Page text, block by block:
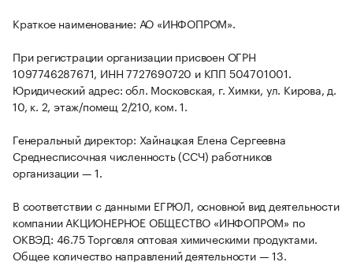
Краткое наименование: АО «ИНФОПРОМ».
При регистрации организации присвоен ОГРН
1097746287671, ИНН 7727690720 и КПП 504701001.
Юридический адрес: обл. Московская, г. Химки, ул. Кирова, д.
10, к. 2, этаж/помещ 2/210, ком. 1.
Генеральный директор: Хайнацкая Елена Сергеевна
Среднесписочная численность (ССЧ) работников
организации — 1.
В соответствии с данными ЕГРЮЛ, основной вид деятельности
компании АКЦИОНЕРНОЕ ОБЩЕСТВО «ИНФОПРОМ» по
ОКВЭД: 46.75 Торговля оптовая химическими продуктами.
Общее количество направлений деятельности — 13.